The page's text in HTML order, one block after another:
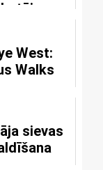
West:
Walks
sievas